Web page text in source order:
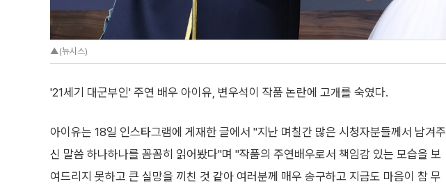
▲(뉴시스)
'21세기 대군부인' 주연 배우 아이유, 변우석이 작품 논란에 고개를 숙였다.
아이유는 18일 인스타그램에 게재한 글에서 "지난 며칠간 많은 시청자분들께서 남겨주
신 말씀 하나하나를 꼼꼼히 읽어봤다"며 "작품의 주연배우로서 책임감 있는 모습을 보
여드리지 못하고 큰 실망을 끼친 것 같아 여러분께 매우 송구하고 지금도 마음이 참 무